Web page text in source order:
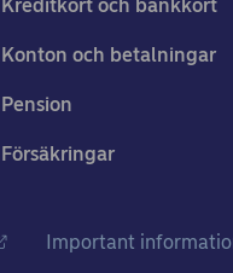
Kreditkort och bankkort
Konton och betalningar
Pension
Försäkringar
Important